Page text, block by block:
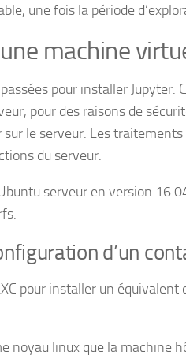
une fois la période
machine
passées pour installer
pour des raisons de
sur le serveur. Les
du serveur.
serveur en version
d’un
pour installer un
noyau linux que la machine